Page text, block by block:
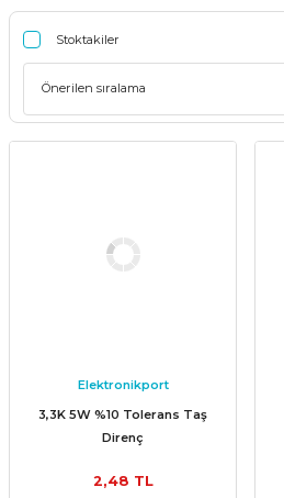
Stoktakiler
Elektronikport
3,3K 5W %10 Tolerans Taş
Direnç
2,48 TL